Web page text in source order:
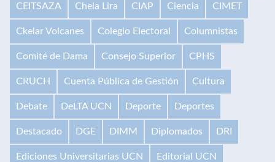
CEITSAZA Chela Lira CIAP Ciencia CIMET
Ckelar Volcanes Colegio Electoral Columnistas
Comité de Dama Consejo Superior CPHS
CRUCH Cuenta Pública de Gestión Cultura
Debate DeLTA UCN Deporte Deportes
Destacado DGE DIMM Diplomados DRI
Ediciones Universitarias UCN Editorial UCN